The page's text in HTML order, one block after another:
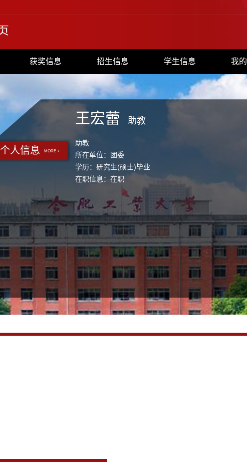
获奖信息 招生信息 学生信息 我
个人信息 MORE +
王宏蕾 助教
助教
所在单位：团委
学历：研究生(硕士)毕业
在职信息：在职